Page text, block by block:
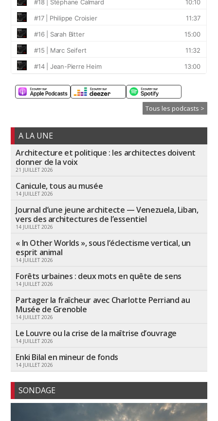
Tous les podcasts >
A LA UNE
Architecture et politique : les architectes doivent
donner de la voix
21 JUILLET 2026
Canicule, tous au musée
14 JUILLET 2026
Journal d’une jeune architecte — Venezuela, Liban,
vers des architectures de l’essentiel
14 JUILLET 2026
« In Other Worlds », sous l’éclectisme vertical, un
esprit animal
14 JUILLET 2026
Forêts urbaines : deux mots en quête de sens
14 JUILLET 2026
Partager la fraîcheur avec Charlotte Perriand au
Musée de Grenoble
14 JUILLET 2026
Le Louvre ou la crise de la maîtrise d’ouvrage
14 JUILLET 2026
Enki Bilal en mineur de fonds
14 JUILLET 2026
SONDAGE